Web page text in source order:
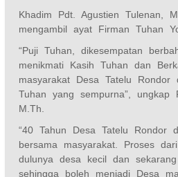
Khadim Pdt. Agustien Tulenan,
mengambil ayat Firman Tuhan
“Puji Tuhan, dikesempatan
menikmati Kasih Tuhan dan
masyarakat Desa Tatelu Rondor
Tuhan yang sempurna”, ungkap
M.Th.
“40 Tahun Desa Tatelu Rondor
bersama masyarakat. Proses
dulunya desa kecil dan
sehingga boleh menjadi Desa